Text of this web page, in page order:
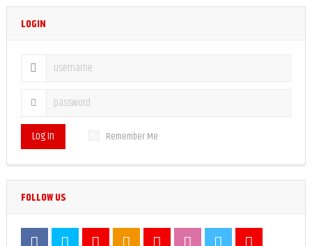
LOGIN
Log In Remember Me
FOLLOW US